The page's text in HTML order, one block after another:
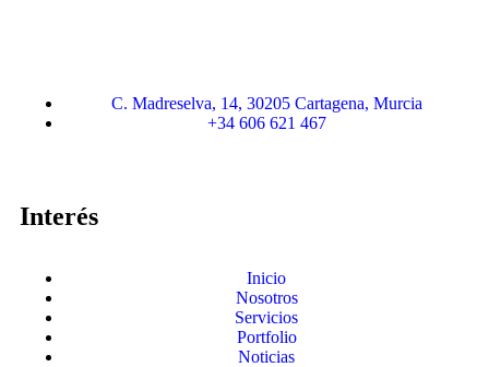
C. Madreselva, 14, 30205 Cartagena, Murcia
+34 606 621 467
Interés
Inicio
Nosotros
Servicios
Portfolio
Noticias